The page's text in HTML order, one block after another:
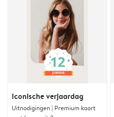
Iconische verjaardag
Uitnodigingen | Premium kaart